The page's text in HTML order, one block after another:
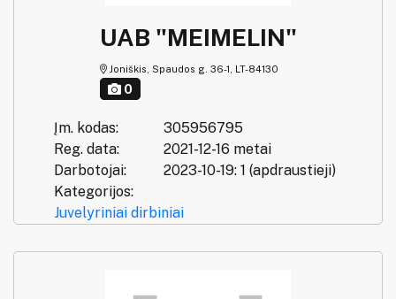
UAB "MEIMELIN"
Joniškis, Spaudos g. 36-1, LT-84130
0
Įm. kodas:
305956795
Reg. data:
2021-12-16 metai
Darbotojai:
2023-10-19: 1 (apdraustieji)
Kategorijos:
Juvelyriniai dirbiniai